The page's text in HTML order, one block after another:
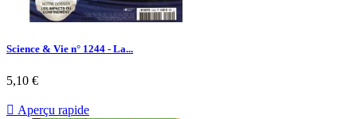
Science & Vie n° 1244 - La...
Prix
5,10 €
 Aperçu rapide